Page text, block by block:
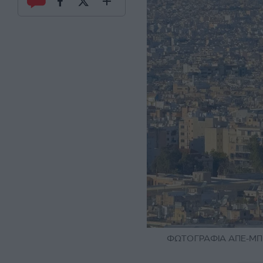
ΦΩΤΟΓΡΑΦΙΑ ΑΠΕ-